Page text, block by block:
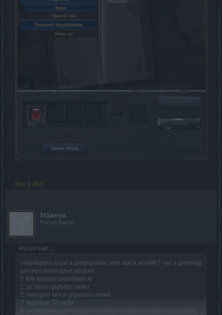
Nov 4, 2021
StSanya
Forum Baron
Ryusei said: ↑
megnéztem azzal a programmal amit írtál a winMRT -vel a grimmag
szervert mivel azon játszom.
5 féle képpen probáltam ki.
1. pc lanon gigbites nettel
2. laptopon lanon gigabites nettel.
3. laptopon 5G wifin
4. pc mobilnet usb keresztül (telenor és telekom nettel is tesztelve)